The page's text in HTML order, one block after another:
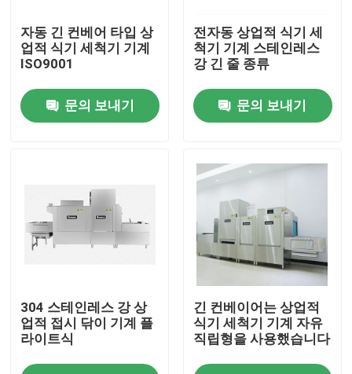
홈
VR 쇼
공장 투어
품질 관리
자동 긴 컨베어 타입 상
업적 식기 세척기 기계
ISO9001
문의 보내기
전자동 상업적 식기 세
척기 기계 스테인레스
강 긴 줄 종류
문의 보내기
304 스테인레스 강 상
업적 접시 닦이 기계 플
라이트식
긴 컨베이어는 상업적
식기 세척기 기계 자유
직립형을 사용했습니다